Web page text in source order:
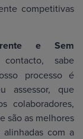
competitivas
e Sem
sabe
processo é
assessor, que
colaboradores,
são as melhores
com a